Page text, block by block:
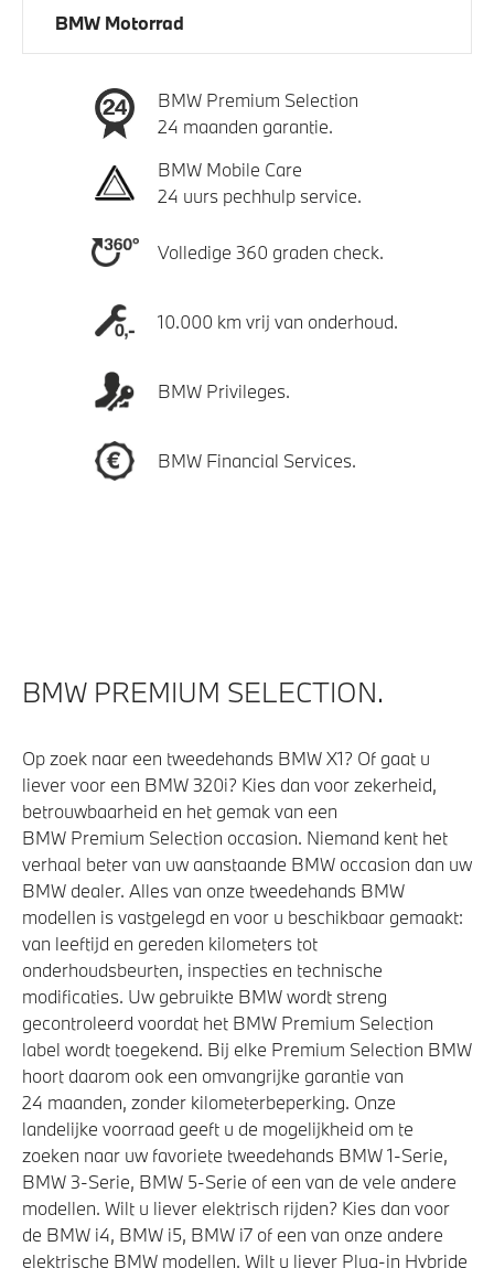
BMW Motorrad
BMW Premium Selection
24 maanden garantie.
BMW Mobile Care
24 uurs pechhulp service.
Volledige 360 graden check.
10.000 km vrij van onderhoud.
BMW Privileges.
BMW Financial Services.
BMW PREMIUM SELECTION.
Op zoek naar een tweedehands BMW X1? Of gaat u
liever voor een BMW 320i? Kies dan voor zekerheid,
betrouwbaarheid en het gemak van een
BMW Premium Selection occasion. Niemand kent het
verhaal beter van uw aanstaande BMW occasion dan uw
BMW dealer. Alles van onze tweedehands BMW
modellen is vastgelegd en voor u beschikbaar gemaakt:
van leeftijd en gereden kilometers tot
onderhoudsbeurten, inspecties en technische
modificaties. Uw gebruikte BMW wordt streng
gecontroleerd voordat het BMW Premium Selection
label wordt toegekend. Bij elke Premium Selection BMW
hoort daarom ook een omvangrijke garantie van
24 maanden, zonder kilometerbeperking. Onze
landelijke voorraad geeft u de mogelijkheid om te
zoeken naar uw favoriete tweedehands BMW 1-Serie,
BMW 3-Serie, BMW 5-Serie of een van de vele andere
modellen. Wilt u liever elektrisch rijden? Kies dan voor
de BMW i4, BMW i5, BMW i7 of een van onze andere
elektrische BMW modellen. Wilt u liever Plug-in Hybride